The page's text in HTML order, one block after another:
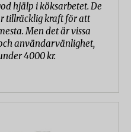
hjälp i köksarbetet. De
tillräcklig kraft för att
Men det är vissa
användarvänlighet,
4000 kr.